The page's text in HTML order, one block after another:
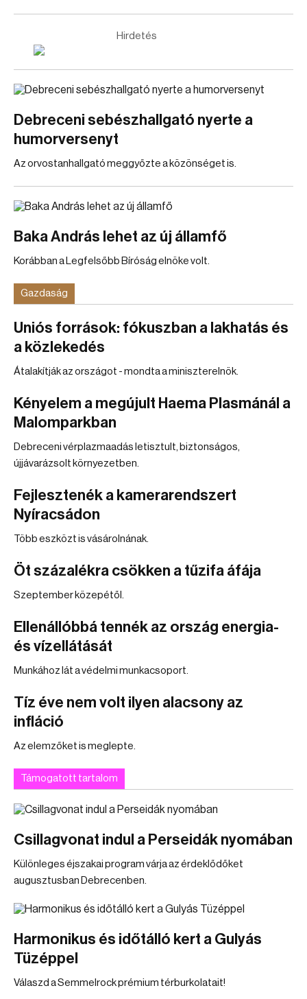
Hirdetés
Debreceni sebészhallgató nyerte a
humorversenyt
Az orvostanhallgató meggyőzte a közönséget is.
Baka András lehet az új államfő
Korábban a Legfelsőbb Bíróság elnöke volt.
Gazdaság
Uniós források: fókuszban a lakhatás és
a közlekedés
Átalakítják az országot - mondta a miniszterelnök.
Kényelem a megújult Haema Plasmánál a
Malomparkban
Debreceni vérplazmaadás letisztult, biztonságos,
újjávarázsolt környezetben.
Fejlesztenék a kamerarendszert
Nyíracsádon
Több eszközt is vásárolnának.
Öt százalékra csökken a tűzifa áfája
Szeptember közepétől.
Ellenállóbbá tennék az ország energia-
és vízellátását
Munkához lát a védelmi munkacsoport.
Tíz éve nem volt ilyen alacsony az
infláció
Az elemzőket is meglepte.
Támogatott tartalom
Csillagvonat indul a Perseidák nyomában
Különleges éjszakai program várja az érdeklődőket
augusztusban Debrecenben.
Harmonikus és időtálló kert a Gulyás
Tüzéppel
Válaszd a Semmelrock prémium térburkolatait!